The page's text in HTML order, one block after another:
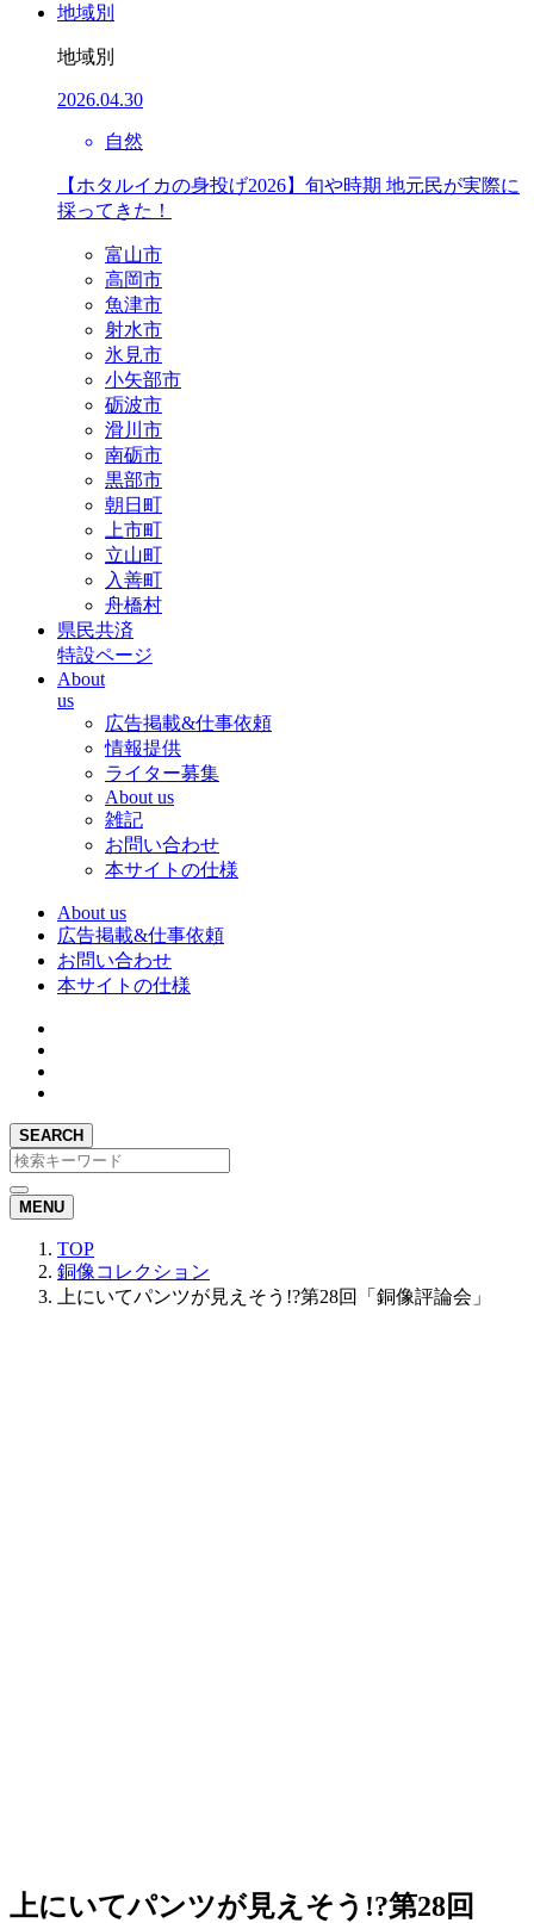
地域別
地域別
2026.04.30
自然
【ホタルイカの身投げ2026】旬や時期 地元民が実際に
採ってきた！
富山市
高岡市
魚津市
射水市
氷見市
小矢部市
砺波市
滑川市
南砺市
黒部市
朝日町
上市町
立山町
入善町
舟橋村
県民共済
特設ページ
About
us
広告掲載&仕事依頼
情報提供
ライター募集
About us
雑記
お問い合わせ
本サイトの仕様
About us
広告掲載&仕事依頼
お問い合わせ
本サイトの仕様
SEARCH
MENU
TOP
銅像コレクション
上にいてパンツが見えそう!?第28回「銅像評論会」
上にいてパンツが見えそう!?第28回